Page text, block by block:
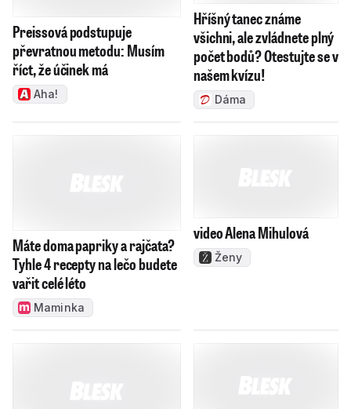
Preissová podstupuje
převratnou metodu: Musím
říct, že účinek má
Hříšný tanec známe
všichni, ale zvládnete plný
počet bodů? Otestujte se v
našem kvízu!
Máte doma papriky a rajčata?
Tyhle 4 recepty na lečo budete
vařit celé léto
video Alena Mihulová